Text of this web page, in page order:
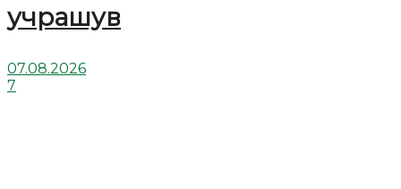
учрашув
07.08.2026
7